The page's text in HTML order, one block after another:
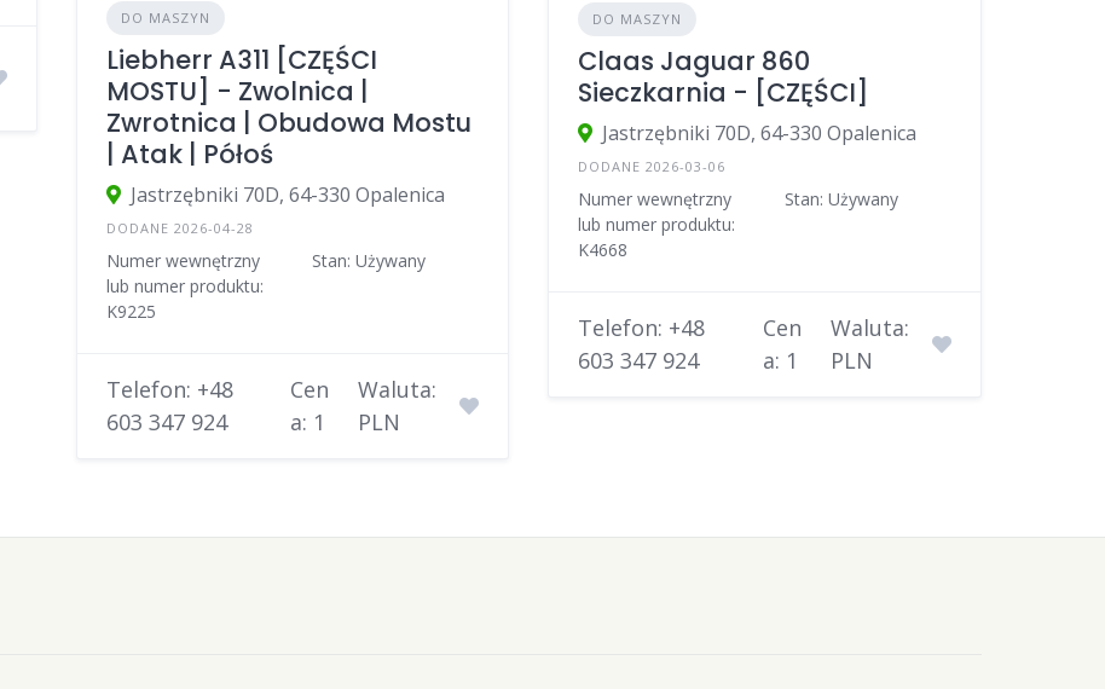
DO MASZYN
Liebherr A311 [CZĘŚCI
MOSTU] - Zwolnica |
Zwrotnica | Obudowa Mostu
| Atak | Półoś
Jastrzębniki 70D, 64-330 Opalenica
DODANE 2026-04-28
Numer wewnętrzny
lub numer produktu:
K9225
Stan: Używany
Telefon: +48
603 347 924
Cen
a: 1
Waluta:
PLN
DO MASZYN
Claas Jaguar 860
Sieczkarnia - [CZĘŚCI]
Jastrzębniki 70D, 64-330 Opalenica
DODANE 2026-03-06
Numer wewnętrzny
lub numer produktu:
K4668
Stan: Używany
Telefon: +48
603 347 924
Cen
a: 1
Waluta:
PLN